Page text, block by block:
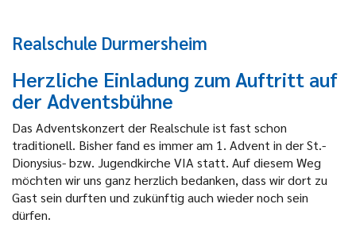
Realschule Durmersheim
Herzliche Einladung zum Auftritt auf
der Adventsbühne
Das Adventskonzert der Realschule ist fast schon
traditionell. Bisher fand es immer am 1. Advent in der St.-
Dionysius- bzw. Jugendkirche VIA statt. Auf diesem Weg
möchten wir uns ganz herzlich bedanken, dass wir dort zu
Gast sein durften und zukünftig auch wieder noch sein
dürfen.